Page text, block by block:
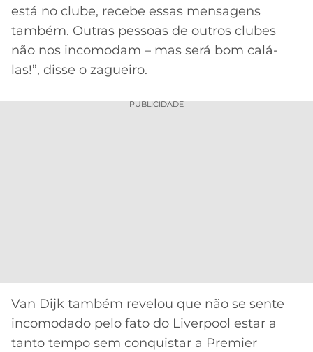
está no clube, recebe essas mensagens
também. Outras pessoas de outros clubes
não nos incomodam – mas será bom calá-
las!”, disse o zagueiro.
PUBLICIDADE
Van Dijk também revelou que não se sente
incomodado pelo fato do Liverpool estar a
tanto tempo sem conquistar a Premier